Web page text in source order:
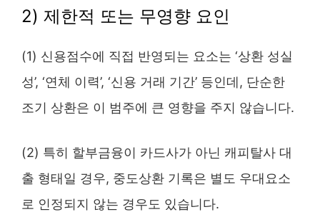
2) 제한적 또는 무영향 요인
(1) 신용점수에 직접 반영되는 요소는 ‘상환 성실
성’, ‘연체 이력’, ‘신용 거래 기간’ 등인데, 단순한
조기 상환은 이 범주에 큰 영향을 주지 않습니다.
(2) 특히 할부금융이 카드사가 아닌 캐피탈사 대
출 형태일 경우, 중도상환 기록은 별도 우대요소
로 인정되지 않는 경우도 있습니다.